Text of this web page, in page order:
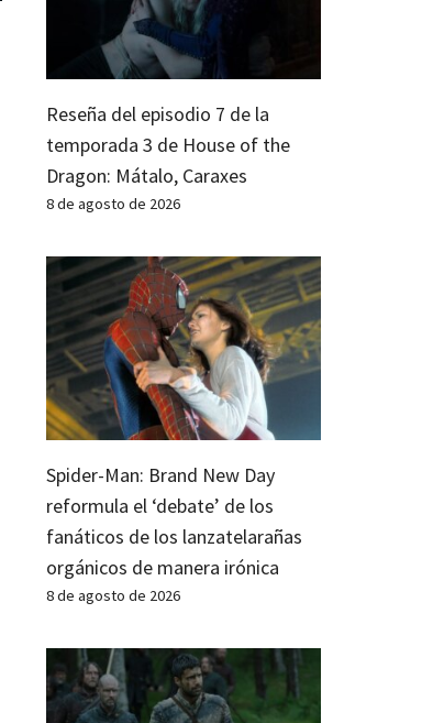
Reseña del episodio 7 de la
temporada 3 de House of the
Dragon: Mátalo, Caraxes
8 de agosto de 2026
Spider-Man: Brand New Day
reformula el ‘debate’ de los
fanáticos de los lanzatelarañas
orgánicos de manera irónica
8 de agosto de 2026